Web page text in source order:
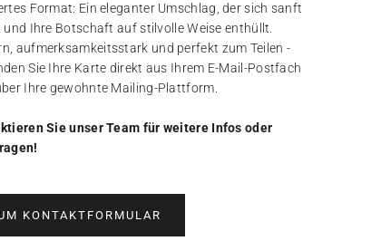
Format: Ein eleganter Umschlag, der sich sanft
Ihre Botschaft auf stilvolle Weise enthüllt.
aufmerksamkeitsstark und perfekt zum Teilen -
Sie Ihre Karte direkt aus Ihrem E-Mail-Postfach
Ihre gewohnte Mailing-Plattform.
Sie unser Team für weitere Infos oder
KONTAKTFORMULAR